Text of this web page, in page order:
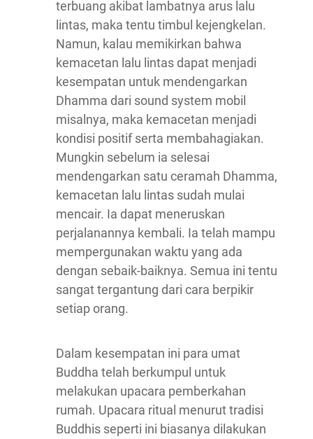
terbuang akibat lambatnya arus lalu
lintas, maka tentu timbul kejengkelan.
Namun, kalau memikirkan bahwa
kemacetan lalu lintas dapat menjadi
kesempatan untuk mendengarkan
Dhamma dari sound system mobil
misalnya, maka kemacetan menjadi
kondisi positif serta membahagiakan.
Mungkin sebelum ia selesai
mendengarkan satu ceramah Dhamma,
kemacetan lalu lintas sudah mulai
mencair. Ia dapat meneruskan
perjalanannya kembali. Ia telah mampu
mempergunakan waktu yang ada
dengan sebaik-baiknya. Semua ini tentu
sangat tergantung dari cara berpikir
setiap orang.
Dalam kesempatan ini para umat
Buddha telah berkumpul untuk
melakukan upacara pemberkahan
rumah. Upacara ritual menurut tradisi
Buddhis seperti ini biasanya dilakukan